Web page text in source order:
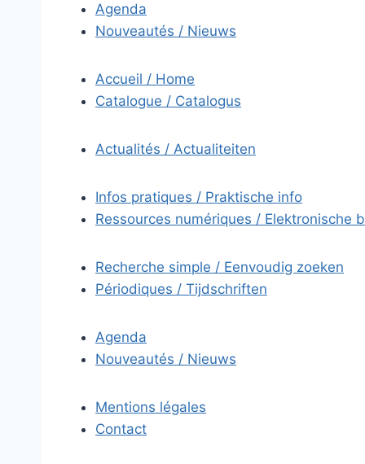
Agenda
Nouveautés / Nieuws
Accueil / Home
Catalogue / Catalogus
Actualités / Actualiteiten
Infos pratiques / Praktische info
Ressources numériques / Elektronische
Recherche simple / Eenvoudig zoeken
Périodiques / Tijdschriften
Agenda
Nouveautés / Nieuws
Mentions légales
Contact